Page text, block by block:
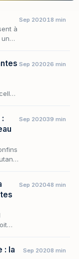
à
Sep 202018 min
Sep 202026 min
Sep 202039 min
Sep 202048 min
: la
Sep 20208 min